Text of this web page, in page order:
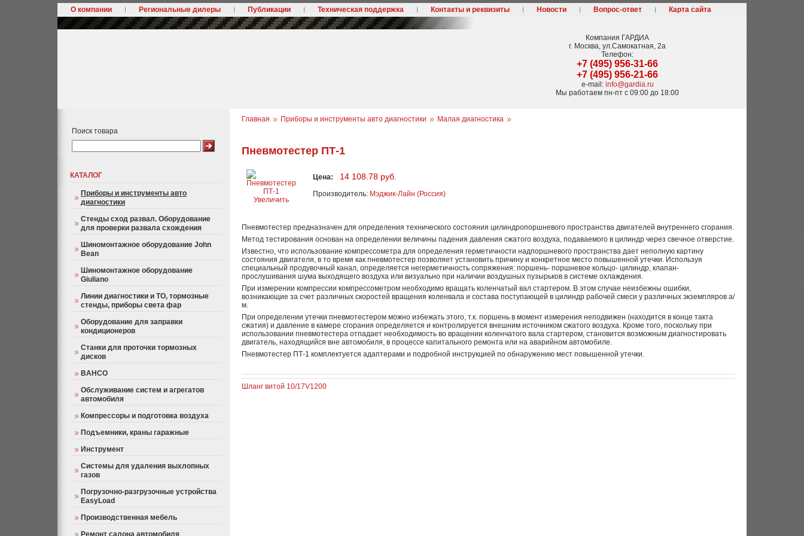
О компании Региональные дилеры Публикации Техническая поддержка Контакты и реквизиты Новости Вопрос-ответ Карта сайта
Компания ГАРДИА
г. Москва, ул.Самокатная, 2а
Телефон:
+7 (495) 956-31-66
+7 (495) 956-21-66
e-mail: info@gardia.ru
Мы работаем пн-пт с 09:00 до 18:00
Поиск товара
КАТАЛОГ
Приборы и инструменты авто
диагностики
Стенды сход развал. Оборудование
для проверки развала схождения
Шиномонтажное оборудование John
Bean
Шиномонтажное оборудование
Giuliano
Линии диагностики и ТО, тормозные
стенды, приборы света фар
Оборудование для заправки
кондиционеров
Станки для проточки тормозных
дисков
BAHCO
Обслуживание систем и агрегатов
автомобиля
Компрессоры и подготовка воздуха
Подъемники, краны гаражные
Инструмент
Системы для удаления выхлопных
газов
Погрузочно-разгрузочные устройства
EasyLoad
Производственная мебель
Ремонт салона автомобиля
Главная Приборы и инструменты авто диагностики Малая диагностика
Пневмотестер ПТ-1
Увеличить
Цена: 14 108.78 руб.
Производитель: Мэджик-Лайн (Россия)
Пневмотестер предназначен для определения технического состояния цилиндропоршневого пространства двигателей внутреннего сгорания.
Метод тестирования основан на определении величины падения давления сжатого воздуха, подаваемого в цилиндр через свечное отверстие.
Известно, что использование компрессометра для определения герметичности надпоршневого пространства дает неполную картину
состояния двигателя, в то время как пневмотестер позволяет установить причину и конкретное место повышенной утечки. Используя
специальный продувочный канал, определяется негерметичность сопряжения: поршень- поршневое кольцо- цилиндр, клапан-
прослушивания шума выходящего воздуха или визуально при наличии воздушных пузырьков в системе охлаждения.
При измерении компрессии компрессометром необходимо вращать коленчатый вал стартером. В этом случае неизбежны ошибки,
возникающие за счет различных скоростей вращения коленвала и состава поступающей в цилиндр рабочей смеси у различных экземпляров а/
м.
При определении утечки пневмотестером можно избежать этого, т.к. поршень в момент измерения неподвижен (находится в конце такта
сжатия) и давление в камере сгорания определяется и контролируется внешним источником сжатого воздуха. Кроме того, поскольку при
использовании пневмотестера отпадает необходимость во вращении коленчатого вала стартером, становится возможным диагностировать
двигатель, находящийся вне автомобиля, в процессе капитального ремонта или на аварийном автомобиле.
Пневмотестер ПТ-1 комплектуется адаптерами и подробной инструкцией по обнаружению мест повышенной утечки.
Шланг витой 10/17V1200